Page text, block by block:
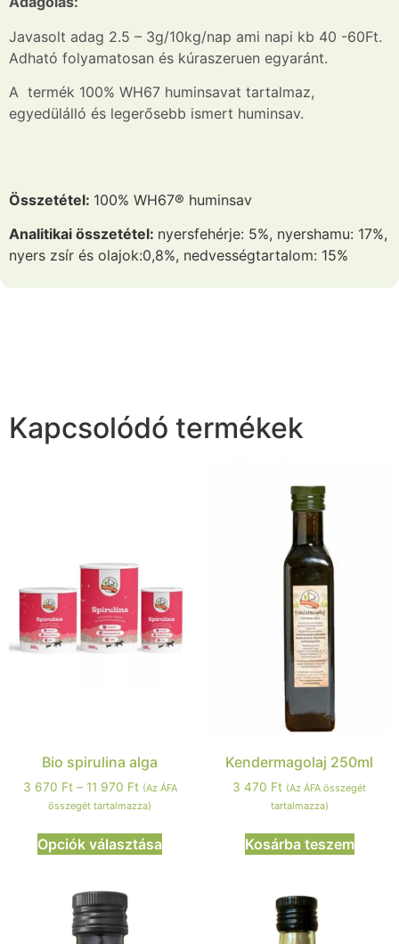
Javasolt adag 2.5 – 3g/10kg/nap ami napi kb 40 -60Ft.
Adható folyamatosan és kúraszeruen egyaránt.
A termék 100% WH67 huminsavat tartalmaz,
egyedülálló és legerősebb ismert huminsav.
Összetétel: 100% WH67® huminsav
Analitikai összetétel: nyersfehérje: 5%, nyershamu: 17%,
nyers zsír és olajok:0,8%, nedvességtartalom: 15%
Kapcsolódó termékek
Bio spirulina alga
3 670 Ft – 11 970 Ft (Az ÁFA
összegét tartalmazza)
Opciók választása
Kendermagolaj 250ml
3 470 Ft (Az ÁFA összegét
tartalmazza)
Kosárba teszem